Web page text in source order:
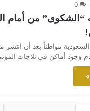
0
“الشكوى” من أمام
مواطناً بعد أن انتشر
وجود أماكن في ثلاجات